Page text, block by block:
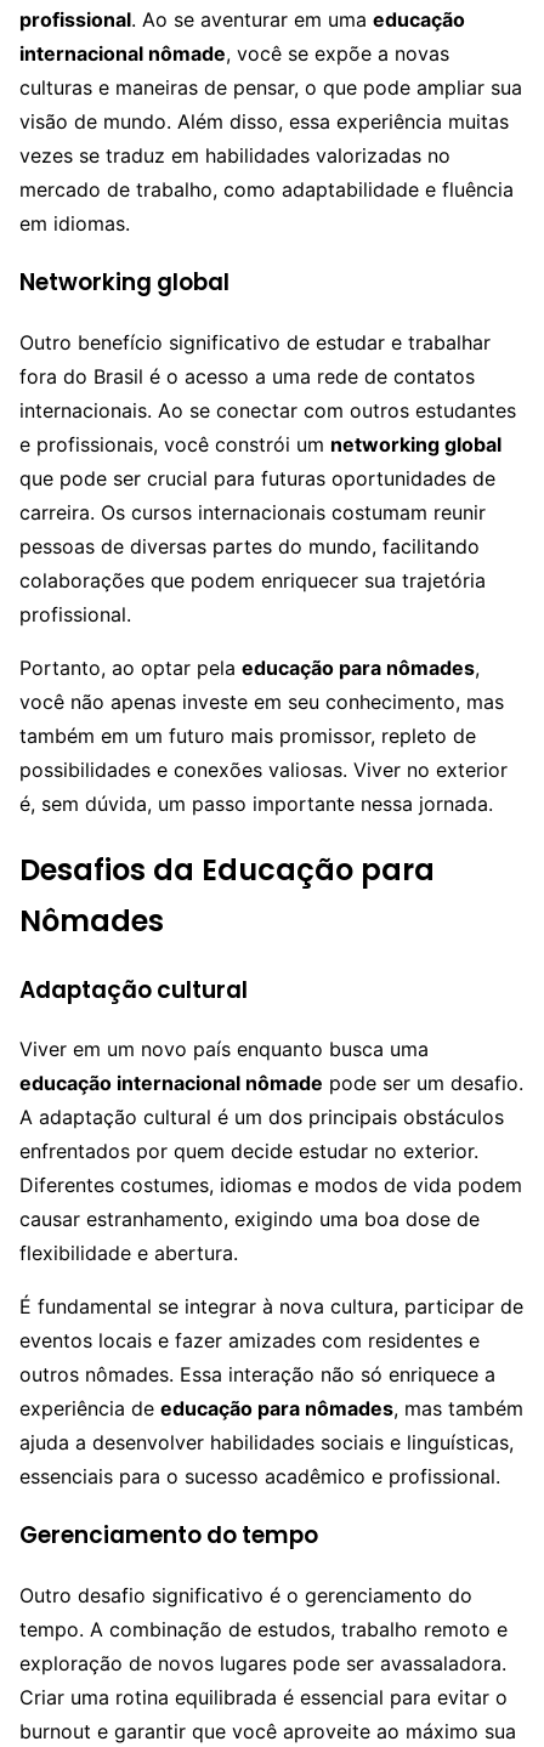
profissional. Ao se aventurar em uma educação
internacional nômade, você se expõe a novas
culturas e maneiras de pensar, o que pode ampliar sua
visão de mundo. Além disso, essa experiência muitas
vezes se traduz em habilidades valorizadas no
mercado de trabalho, como adaptabilidade e fluência
em idiomas.
Networking global
Outro benefício significativo de estudar e trabalhar
fora do Brasil é o acesso a uma rede de contatos
internacionais. Ao se conectar com outros estudantes
e profissionais, você constrói um networking global
que pode ser crucial para futuras oportunidades de
carreira. Os cursos internacionais costumam reunir
pessoas de diversas partes do mundo, facilitando
colaborações que podem enriquecer sua trajetória
profissional.
Portanto, ao optar pela educação para nômades,
você não apenas investe em seu conhecimento, mas
também em um futuro mais promissor, repleto de
possibilidades e conexões valiosas. Viver no exterior
é, sem dúvida, um passo importante nessa jornada.
Desafios da Educação para
Nômades
Adaptação cultural
Viver em um novo país enquanto busca uma
educação internacional nômade pode ser um desafio.
A adaptação cultural é um dos principais obstáculos
enfrentados por quem decide estudar no exterior.
Diferentes costumes, idiomas e modos de vida podem
causar estranhamento, exigindo uma boa dose de
flexibilidade e abertura.
É fundamental se integrar à nova cultura, participar de
eventos locais e fazer amizades com residentes e
outros nômades. Essa interação não só enriquece a
experiência de educação para nômades, mas também
ajuda a desenvolver habilidades sociais e linguísticas,
essenciais para o sucesso acadêmico e profissional.
Gerenciamento do tempo
Outro desafio significativo é o gerenciamento do
tempo. A combinação de estudos, trabalho remoto e
exploração de novos lugares pode ser avassaladora.
Criar uma rotina equilibrada é essencial para evitar o
burnout e garantir que você aproveite ao máximo sua